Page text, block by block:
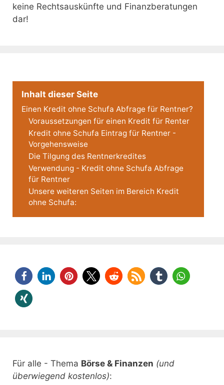
keine Rechtsauskünfte und Finanzberatungen
dar!
Inhalt dieser Seite
Einen Kredit ohne Schufa Abfrage für Rentner?
Voraussetzungen für einen Kredit für Renter
Kredit ohne Schufa Eintrag für Rentner -
Vorgehensweise
Die Tilgung des Rentnerkredites
Verwendung - Kredit ohne Schufa Abfrage
für Rentner
Unsere weiteren Seiten im Bereich Kredit
ohne Schufa:
Für alle - Thema Börse & Finanzen (und
überwiegend kostenlos):